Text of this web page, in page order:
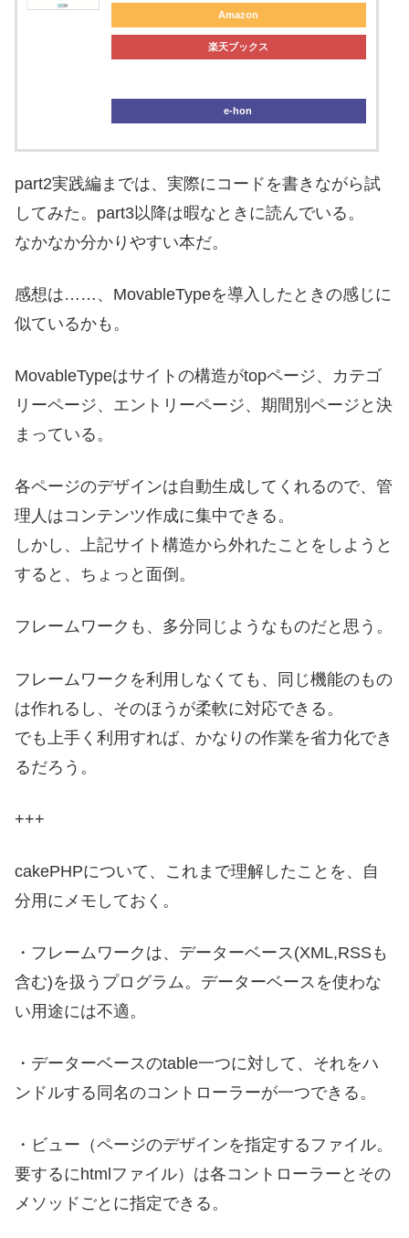
Amazon
楽天ブックス
e-hon
part2実践編までは、実際にコードを書きながら試
してみた。part3以降は暇なときに読んでいる。
なかなか分かりやすい本だ。
感想は……、MovableTypeを導入したときの感じに
似ているかも。
MovableTypeはサイトの構造がtopページ、カテゴ
リーページ、エントリーページ、期間別ページと決
まっている。
各ページのデザインは自動生成してくれるので、管
理人はコンテンツ作成に集中できる。
しかし、上記サイト構造から外れたことをしようと
すると、ちょっと面倒。
フレームワークも、多分同じようなものだと思う。
フレームワークを利用しなくても、同じ機能のもの
は作れるし、そのほうが柔軟に対応できる。
でも上手く利用すれば、かなりの作業を省力化でき
るだろう。
+++
cakePHPについて、これまで理解したことを、自
分用にメモしておく。
・フレームワークは、データーベース(XML,RSSも
含む)を扱うプログラム。データーベースを使わな
い用途には不適。
・データーベースのtable一つに対して、それをハ
ンドルする同名のコントローラーが一つできる。
・ビュー（ページのデザインを指定するファイル。
要するにhtmlファイル）は各コントローラーとその
メソッドごとに指定できる。